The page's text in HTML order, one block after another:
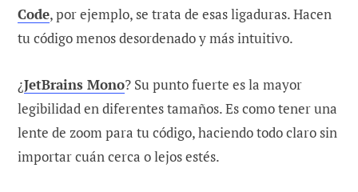
Code, por ejemplo, se trata de esas ligaduras. Hacen
tu código menos desordenado y más intuitivo.
¿JetBrains Mono? Su punto fuerte es la mayor
legibilidad en diferentes tamaños. Es como tener una
lente de zoom para tu código, haciendo todo claro sin
importar cuán cerca o lejos estés.